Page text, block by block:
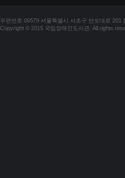
우편번호 06579 서울특별시 서초구 반포대로 201
Copyright © 2015 국립장애인도서관. All rights